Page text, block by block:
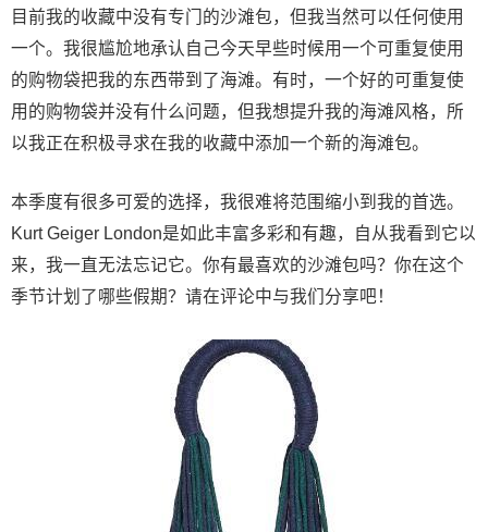
目前我的收藏中没有专门的沙滩包，但我当然可以任何使用
一个。我很尴尬地承认自己今天早些时候用一个可重复使用
的购物袋把我的东西带到了海滩。有时，一个好的可重复使
用的购物袋并没有什么问题，但我想提升我的海滩风格，所
以我正在积极寻求在我的收藏中添加一个新的海滩包。
本季度有很多可爱的选择，我很难将范围缩小到我的首选。
Kurt Geiger London是如此丰富多彩和有趣，自从我看到它以
来，我一直无法忘记它。你有最喜欢的沙滩包吗？你在这个
季节计划了哪些假期？请在评论中与我们分享吧！